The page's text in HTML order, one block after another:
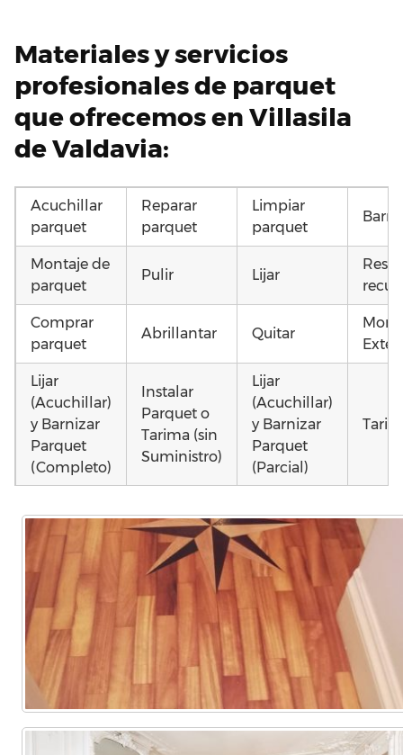
Materiales y servicios
profesionales de parquet
que ofrecemos en Villasila
de Valdavia:
Acuchillar
parquet
Reparar
parquet
Limpiar
parquet
Montaje de
parquet
Pulir Lijar
Comprar
parquet
Abrillantar Quitar
Lijar
(Acuchillar)
y Barnizar
Parquet
(Completo)
Instalar
Parquet o
Tarima (sin
Suministro)
Lijar
(Acuchillar)
y Barnizar
Parquet
(Parcial)
parquet o
Tarima
Local
Comercial
parquet o
Tarima
Vivienda
(Completa)
parquet o
Tarima
Vivienda
(Parcial)